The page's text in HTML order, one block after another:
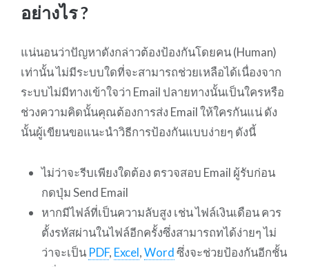
อย่างไร ?
แน่นอนว่าปัญหาดังกล่าวต้องป้องกันโดยคน (Human)
เท่านั้น ไม่มีระบบใดที่จะสามารถช่วยเหลือได้เนื่องจาก
ระบบไม่มีทางเข้าใจว่า Email ปลายทางนั้นเป็นใครหรือ
ช่วงความคิดนั้นคุณต้องการส่ง Email ให้ใครกันแน่ ดัง
นั้นผู้เขียนขอแนะนำวิธีการป้องกันแบบง่ายๆ ดังนี้
ไม่ว่าจะรีบเพียงใดต้อง ตรวจสอบ Email ผู้รับก่อน
กดปุ่ม Send Email
หากมีไฟล์ที่เป็นความลับสูง เช่น ไฟล์เงินเดือน ควร
ตั้งรหัสผ่านในไฟล์อีกครั้งซึ่งสามารถทได้ง่ายๆ ไม่
ว่าจะเป็น PDF, Excel,Wordซึ่งจะช่วยป้องกันอีกชั้น